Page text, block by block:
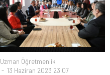
Uzman Öğretmenlik
13 Haziran 2023 23:07